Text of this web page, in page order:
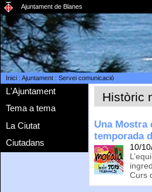
Ajuntament de Blanes
Inici: Ajuntament: Servei comunicació
L'Ajuntament
Tema a tema
La Ciutat
Ciutadans
Històric
Una Mostra
temporada
10/
Curs